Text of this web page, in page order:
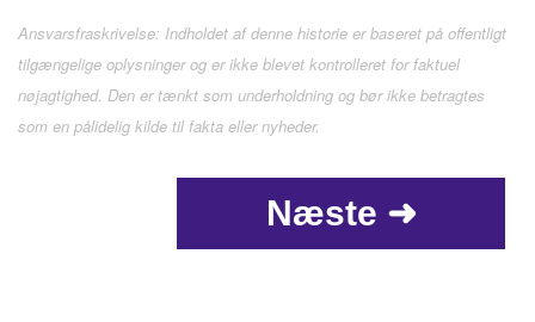
Ansvarsfraskrivelse: Indholdet af denne historie er baseret på offentligt
tilgængelige oplysninger og er ikke blevet kontrolleret for faktuel
nøjagtighed. Den er tænkt som underholdning og bør ikke betragtes
som en pålidelig kilde til fakta eller nyheder.
Næste ➜